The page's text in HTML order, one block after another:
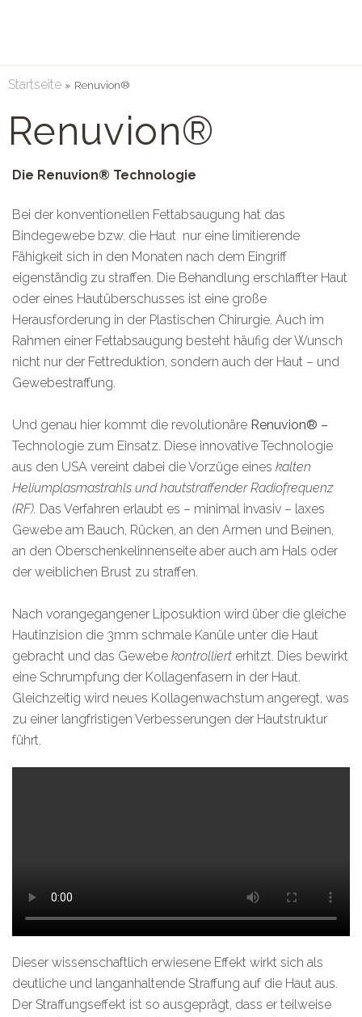
Startseite » Renuvion®
Renuvion®
Die Renuvion® Technologie
Bei der konventionellen Fettabsaugung hat das
Bindegewebe bzw. die Haut nur eine limitierende
Fähigkeit sich in den Monaten nach dem Eingriff
eigenständig zu straffen. Die Behandlung erschlaffter Haut
oder eines Hautüberschusses ist eine große
Herausforderung in der Plastischen Chirurgie. Auch im
Rahmen einer Fettabsaugung besteht häufig der Wunsch
nicht nur der Fettreduktion, sondern auch der Haut – und
Gewebestraffung.
Und genau hier kommt die revolutionäre Renuvion® –
Technologie zum Einsatz. Diese innovative Technologie
aus den USA vereint dabei die Vorzüge eines kalten
Heliumplasmastrahls und hautstraffender Radiofrequenz
(RF). Das Verfahren erlaubt es – minimal invasiv – laxes
Gewebe am Bauch, Rücken, an den Armen und Beinen,
an den Oberschenkelinnenseite aber auch am Hals oder
der weiblichen Brust zu straffen.
Nach vorangegangener Liposuktion wird über die gleiche
Hautinzision die 3mm schmale Kanüle unter die Haut
gebracht und das Gewebe kontrolliert erhitzt. Dies bewirkt
eine Schrumpfung der Kollagenfasern in der Haut.
Gleichzeitig wird neues Kollagenwachstum angeregt, was
zu einer langfristigen Verbesserungen der Hautstruktur
führt.
Dieser wissenschaftlich erwiesene Effekt wirkt sich als
deutliche und langanhaltende Straffung auf die Haut aus.
Der Straffungseffekt ist so ausgeprägt, dass er teilweise